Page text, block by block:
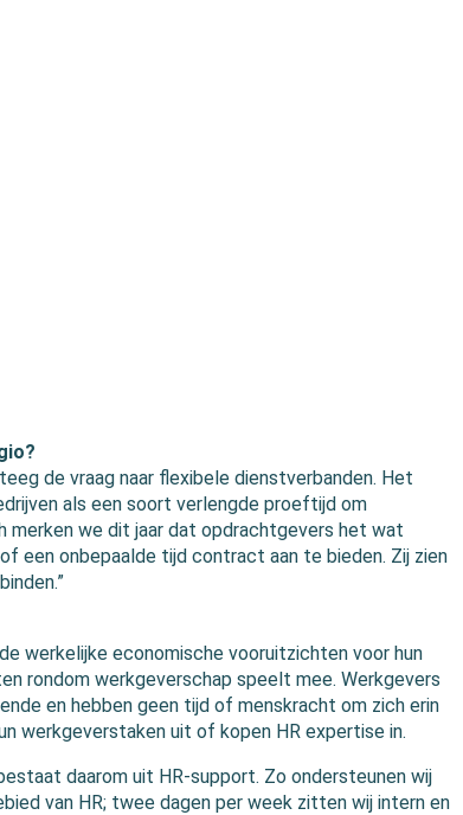
de vraag naar flexibele dienstverbanden. Het
als een soort verlengde proeftijd om
merken we dit jaar dat opdrachtgevers het wat
een onbepaalde tijd contract aan te bieden. Zij zien
werkelijke economische vooruitzichten voor hun
rondom werkgeverschap speelt mee. Werkgevers
en hebben geen tijd of menskracht om zich erin
werkgeverstaken uit of kopen HR expertise in.
daarom uit HR-support. Zo ondersteunen wij
van HR; twee dagen per week zitten wij intern en